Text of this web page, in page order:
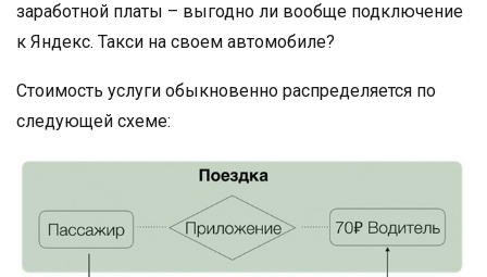
заработной платы – выгодно ли вообще подключение
к Яндекс. Такси на своем автомобиле?
Стоимость услуги обыкновенно распределяется по
следующей схеме: